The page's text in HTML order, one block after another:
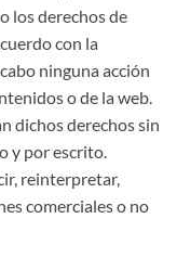
los derechos de
con la
ninguna acción
o de la web.
dichos derechos sin
y por escrito.
reinterpretar,
comerciales o no